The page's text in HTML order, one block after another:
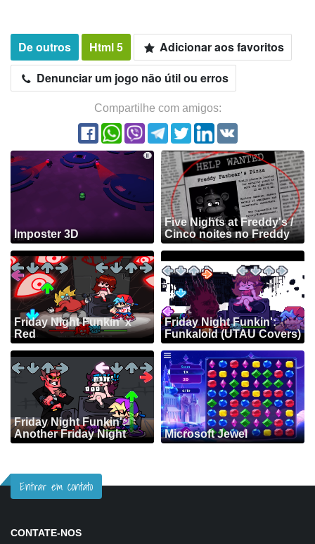
De outros Html 5
Adicionar aos favoritos
Denunciar um jogo não útil ou erros
Compartilhe com amigos:
Imposter 3D
Five Nights at Freddy's /
Cinco noites no Freddy
Friday Night Funkin' x
Red
Friday Night Funkin':
Funkaloid (UTAU Covers)
Friday Night Funkin':
Another Friday Night
Microsoft Jewel
Entrar em contato
CONTATE-NOS